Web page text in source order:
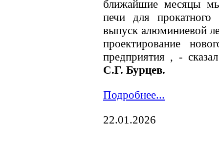
ближайшие месяцы
печи для прокатного
выпуск алюминиевой
проектирование
предприятия , -
С.Г. Бурцев.
Подробнее...
22.01.2026